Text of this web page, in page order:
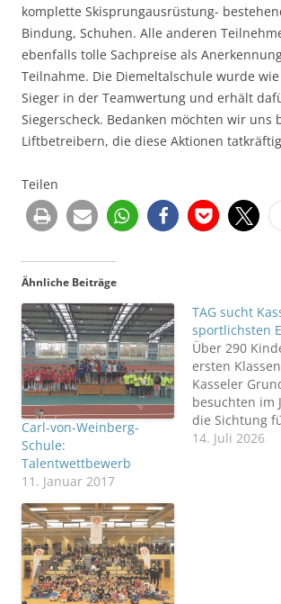
komplette Skisprungausrüstung-
Bindung, Schuhen. Alle anderen
ebenfalls tolle Sachpreise als
Teilnahme. Die Diemeltalschule wurde
Sieger in der Teamwertung und erhält
Siegerscheck. Bedanken möchten wir uns
Liftbetreibern, die diese Aktionen
Teilen
Ähnliche Beiträge
Carl-von-Weinberg-
Schule:
Talentwettbewerb
11. Januar 2017
TAG sucht
sportlichsten
Über 290
ersten
Kasseler
besuchten im
die Sichtung
neuen
14. Juli 2026